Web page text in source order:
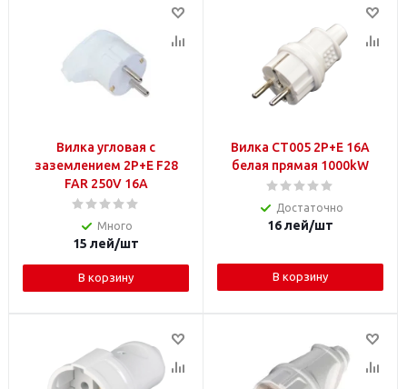
Вилка угловая с
заземлением 2P+E F28
FAR 250V 16A
Много
15 лей/шт
В корзину
Вилка CT005 2P+E 16А
белая прямая 1000kW
Достаточно
16лей/шт
В корзину